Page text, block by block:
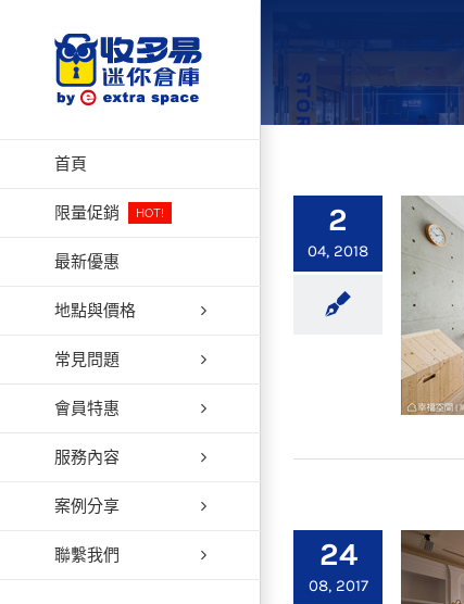
首頁
限量促銷 HOT!
最新優惠
地點與價格
常見問題
會員特惠
服務內容
案例分享
聯繫我們
2
04, 2018
24
08, 2017